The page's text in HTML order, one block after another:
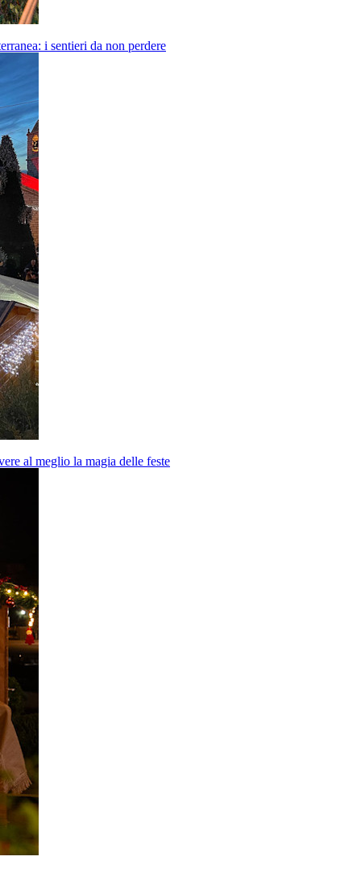
i sentieri da non perdere
al meglio la magia delle feste